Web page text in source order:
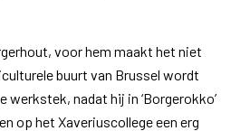
voor hem maakt het niet
buurt van Brussel wordt
werkstek, nadat hij in ‘Borgerokko’
op het Xaveriuscollege een erg